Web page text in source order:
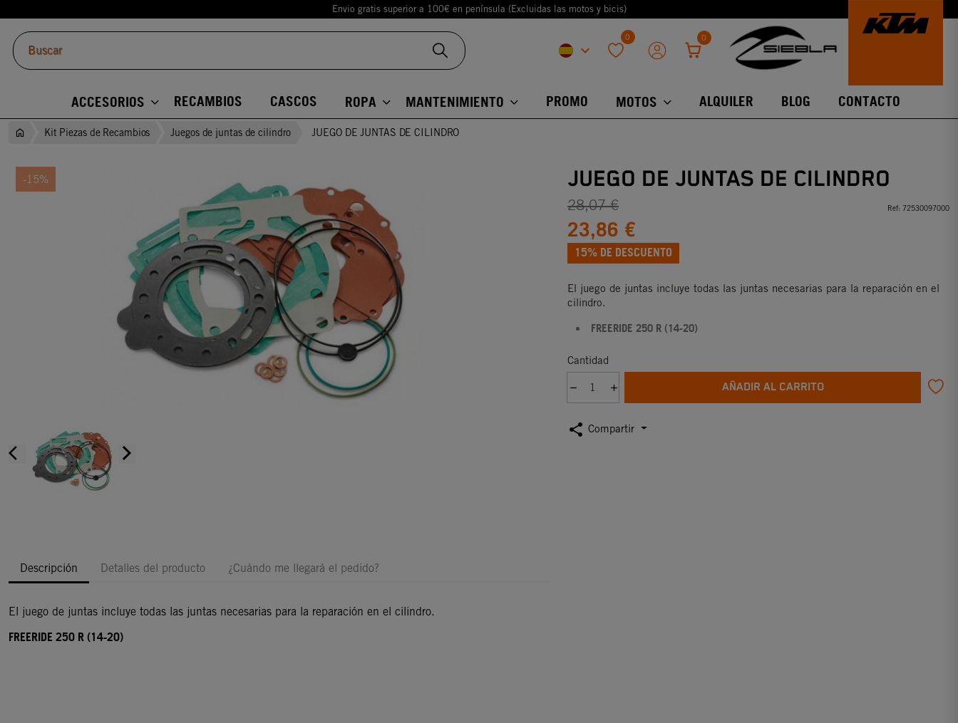
Envio gratis superior a 100€ en península (Excluidas las motos y bicis)
keyboard_arrow_down
0 0
ACCESORIOS RECAMBIOS CASCOS ROPA MANTENIMIENTO PROMO MOTOS ALQUILER BLOG CONTACTO
Kit Piezas de Recambios Juegos de juntas de cilindro JUEGO DE JUNTAS DE CILINDRO
-15%
arrow_back_ios arrow_forward_ios
Descripción Detalles del producto ¿Cuándo me llegará el pedido?
El juego de juntas incluye todas las juntas necesarias para la reparación en el cilindro.
FREERIDE 250 R (14-20)
JUEGO DE JUNTAS DE CILINDRO
28,07 €
23,86 €
15% DE DESCUENTO
Ref: 72530097000
El juego de juntas incluye todas las juntas necesarias para la reparación en el
cilindro.
FREERIDE 250 R (14-20)
Cantidad
AÑADIR AL CARRITO
share Compartir